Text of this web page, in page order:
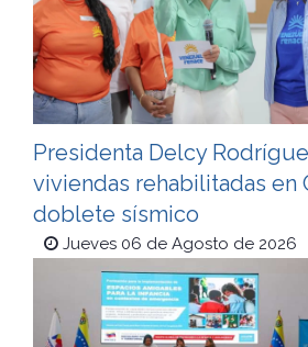
Presidenta Delcy
viviendas rehabilitadas en
doblete sísmico
Jueves 06 de Agosto de 2026